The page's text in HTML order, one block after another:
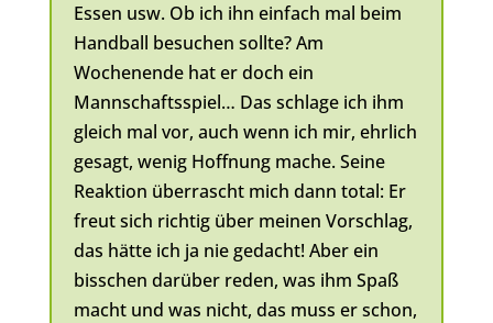
Essen usw. Ob ich ihn einfach mal beim
Handball besuchen sollte? Am
Wochenende hat er doch ein
Mannschaftsspiel… Das schlage ich ihm
gleich mal vor, auch wenn ich mir, ehrlich
gesagt, wenig Hoffnung mache. Seine
Reaktion überrascht mich dann total: Er
freut sich richtig über meinen Vorschlag,
das hätte ich ja nie gedacht! Aber ein
bisschen darüber reden, was ihm Spaß
macht und was nicht, das muss er schon,